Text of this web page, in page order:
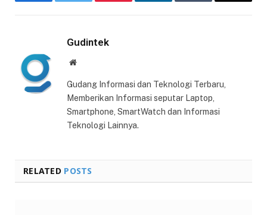
Gudintek
Website
Gudang Informasi dan Teknologi Terbaru,
Memberikan Informasi seputar Laptop,
Smartphone, SmartWatch dan Informasi
Teknologi Lainnya.
RELATED POSTS